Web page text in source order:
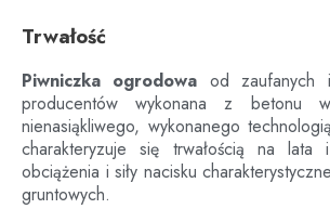
Trwałość
Piwniczka ogrodowa od zaufanych
producentów wykonana z betonu
nienasiąkliwego, wykonanego
charakteryzuje się trwałością na lata
obciążenia i siły nacisku
gruntowych.